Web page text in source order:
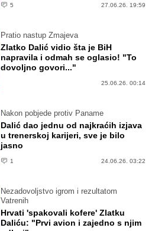
5 27.06.26. 19:59
Pratio nastup Zmajeva
Zlatko Dalić vidio šta je BiH
napravila i odmah se oglasio! "To
dovoljno govori..."
25.06.26. 00:14
Nakon pobjede protiv Paname
Dalić dao jednu od najkraćih izjava
u trenerskoj karijeri, sve je bilo
jasno
1 24.06.26. 03:22
Nezadovoljstvo igrom i rezultatom
Vatrenih
Hrvati 'spakovali kofere' Zlatku
Daliću: "Prvi avion i zajedno s njim